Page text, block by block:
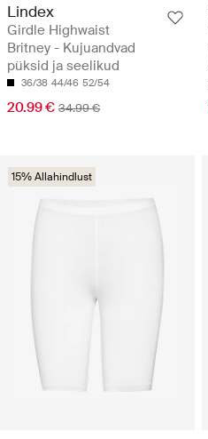
Lindex
Girdle Highwaist
Britney - Kujuandvad
püksid ja seelikud
36/38 44/46 52/54
20.99 € 34.99 €
15% Allahindlust